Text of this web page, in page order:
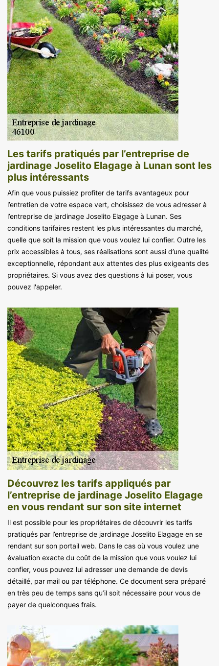
Les tarifs pratiqués par l’entreprise de
jardinage Joselito Elagage à Lunan sont les
plus intéressants
Afin que vous puissiez profiter de tarifs avantageux pour
l’entretien de votre espace vert, choisissez de vous adresser à
l’entreprise de jardinage Joselito Elagage à Lunan. Ses
conditions tarifaires restent les plus intéressantes du marché,
quelle que soit la mission que vous voulez lui confier. Outre les
prix accessibles à tous, ses réalisations sont aussi d’une qualité
exceptionnelle, répondant aux attentes des plus exigeants des
propriétaires. Si vous avez des questions à lui poser, vous
pouvez l'appeler.
Découvrez les tarifs appliqués par
l’entreprise de jardinage Joselito Elagage
en vous rendant sur son site internet
Il est possible pour les propriétaires de découvrir les tarifs
pratiqués par l’entreprise de jardinage Joselito Elagage en se
rendant sur son portail web. Dans le cas où vous voulez une
évaluation exacte du coût de la mission que vous voulez lui
confier, vous pouvez lui adresser une demande de devis
détaillé, par mail ou par téléphone. Ce document sera préparé
en très peu de temps sans qu’il soit nécessaire pour vous de
payer de quelconques frais.